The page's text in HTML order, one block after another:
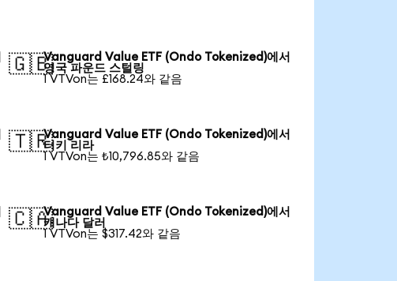
🇬🇧Vanguard Value ETF (Ondo Tokenized)에서
영국 파운드 스털링
1 VTVon는 £168.24와 같음
🇹🇷Vanguard Value ETF (Ondo Tokenized)에서
터키 리라
1 VTVon는 ₺10,796.85와 같음
🇨🇦Vanguard Value ETF (Ondo Tokenized)에서
캐나다 달러
1 VTVon는 $317.42와 같음